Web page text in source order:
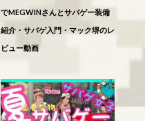
でMEGWINさんとサバゲー装備
紹介・サバゲ入門・マック堺のレ
ビュー動画